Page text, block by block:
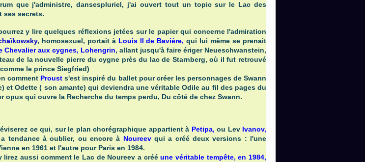
que j'administre, dansespluriel, j'ai ouvert tout un topic sur le Lac des
ses secrets.
y lire quelques réflexions jetées sur le papier qui concerne l'admiration
, homosexuel, portait à Louis II de Bavière, qui lui même se prenait
Chevalier aux cygnes, Lohengrin, allant jusqu'à faire ériger Neueschwanstein,
de la nouvelle pierre du cygne près du lac de Starnberg, où il fut retrouvé
le prince Siegfried)
comment Proust s'est inspiré du ballet pour créer les personnages de Swann
et Odette ( son amante) qui deviendra une véritable Odile au fil des pages du
opus qui ouvre la Recherche du temps perdu, Du côté de chez Swann.
ce qui, sur le plan chorégraphique appartient à Petipa, ou LevIvanov,
tendance à oublier, ou encore à Noureevqui a créé deux versions : l'une
en 1961 et l'autre pour Paris en 1984.
lirez aussi comment le Lac de Noureev a crééune véritable tempête, en 1984,